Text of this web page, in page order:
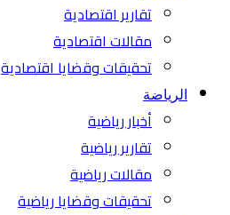
تقارير اقتصادية
مقالات اقتصادية
تحقيقات وقضايا اقتصادية
الرياضة
أخبار رياضية
تقارير رياضية
مقالات رياضية
تحقيقات وقضايا رياضية